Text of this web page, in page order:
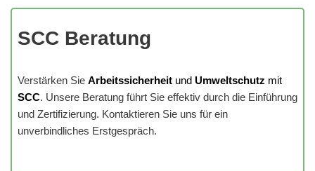
SCC Beratung
Verstärken Sie Arbeitssicherheit und Umweltschutz mit
SCC. Unsere Beratung führt Sie effektiv durch die Einführung
und Zertifizierung. Kontaktieren Sie uns für ein
unverbindliches Erstgespräch.